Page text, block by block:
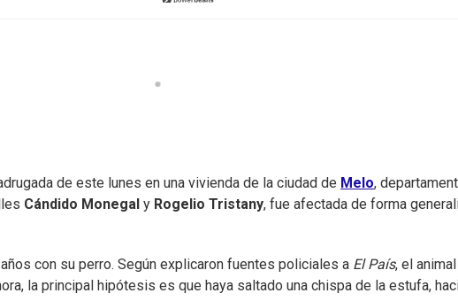
de este lunes en una vivienda de la ciudad de Melo,
Cándido Monegal y Rogelio Tristany, fue afectada de forma
con su perro. Según explicaron fuentes policiales a El País, el
la principal hipótesis es que haya saltado una chispa de la estufa,